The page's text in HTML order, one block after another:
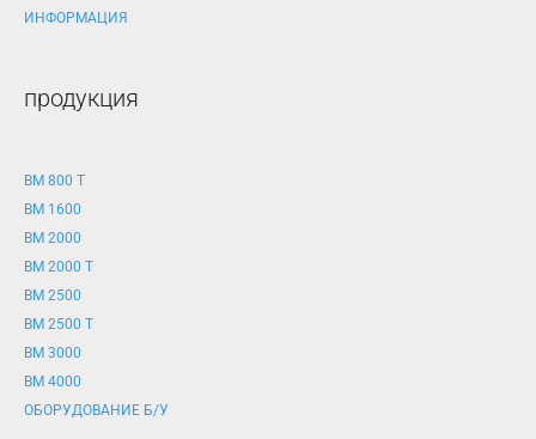
ИНФОРМАЦИЯ
продукция
BM 800 T
BM 1600
BM 2000
BM 2000 T
BM 2500
BM 2500 T
BM 3000
BM 4000
ОБОРУДОВАНИЕ Б/У